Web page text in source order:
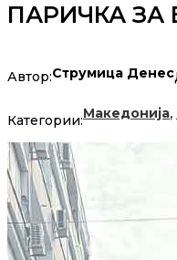
ПАРИЧКА ЗА
Автор:Струмица Денес
Категории:Македонија,